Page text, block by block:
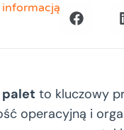
informacją
palet to kluczowy
operacyjną i